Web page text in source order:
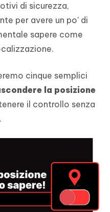
di sicurezza,
per avere un po' di
sapere come
cinque semplici
la posizione
il controllo senza